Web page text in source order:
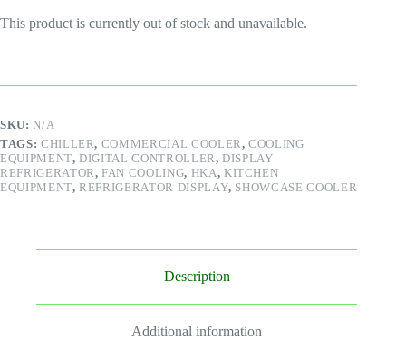
This product is currently out of stock and unavailable.
SKU:N/A
TAGS: CHILLER, COMMERCIAL COOLER ,COOLING
EQUIPMENT,DIGITAL CONTROLLER ,DISPLAY
REFRIGERATOR ,FAN COOLING, HKA, KITCHEN
EQUIPMENT,REFRIGERATOR DISPLAY, SHOWCASE COOLER
Description
Additional information